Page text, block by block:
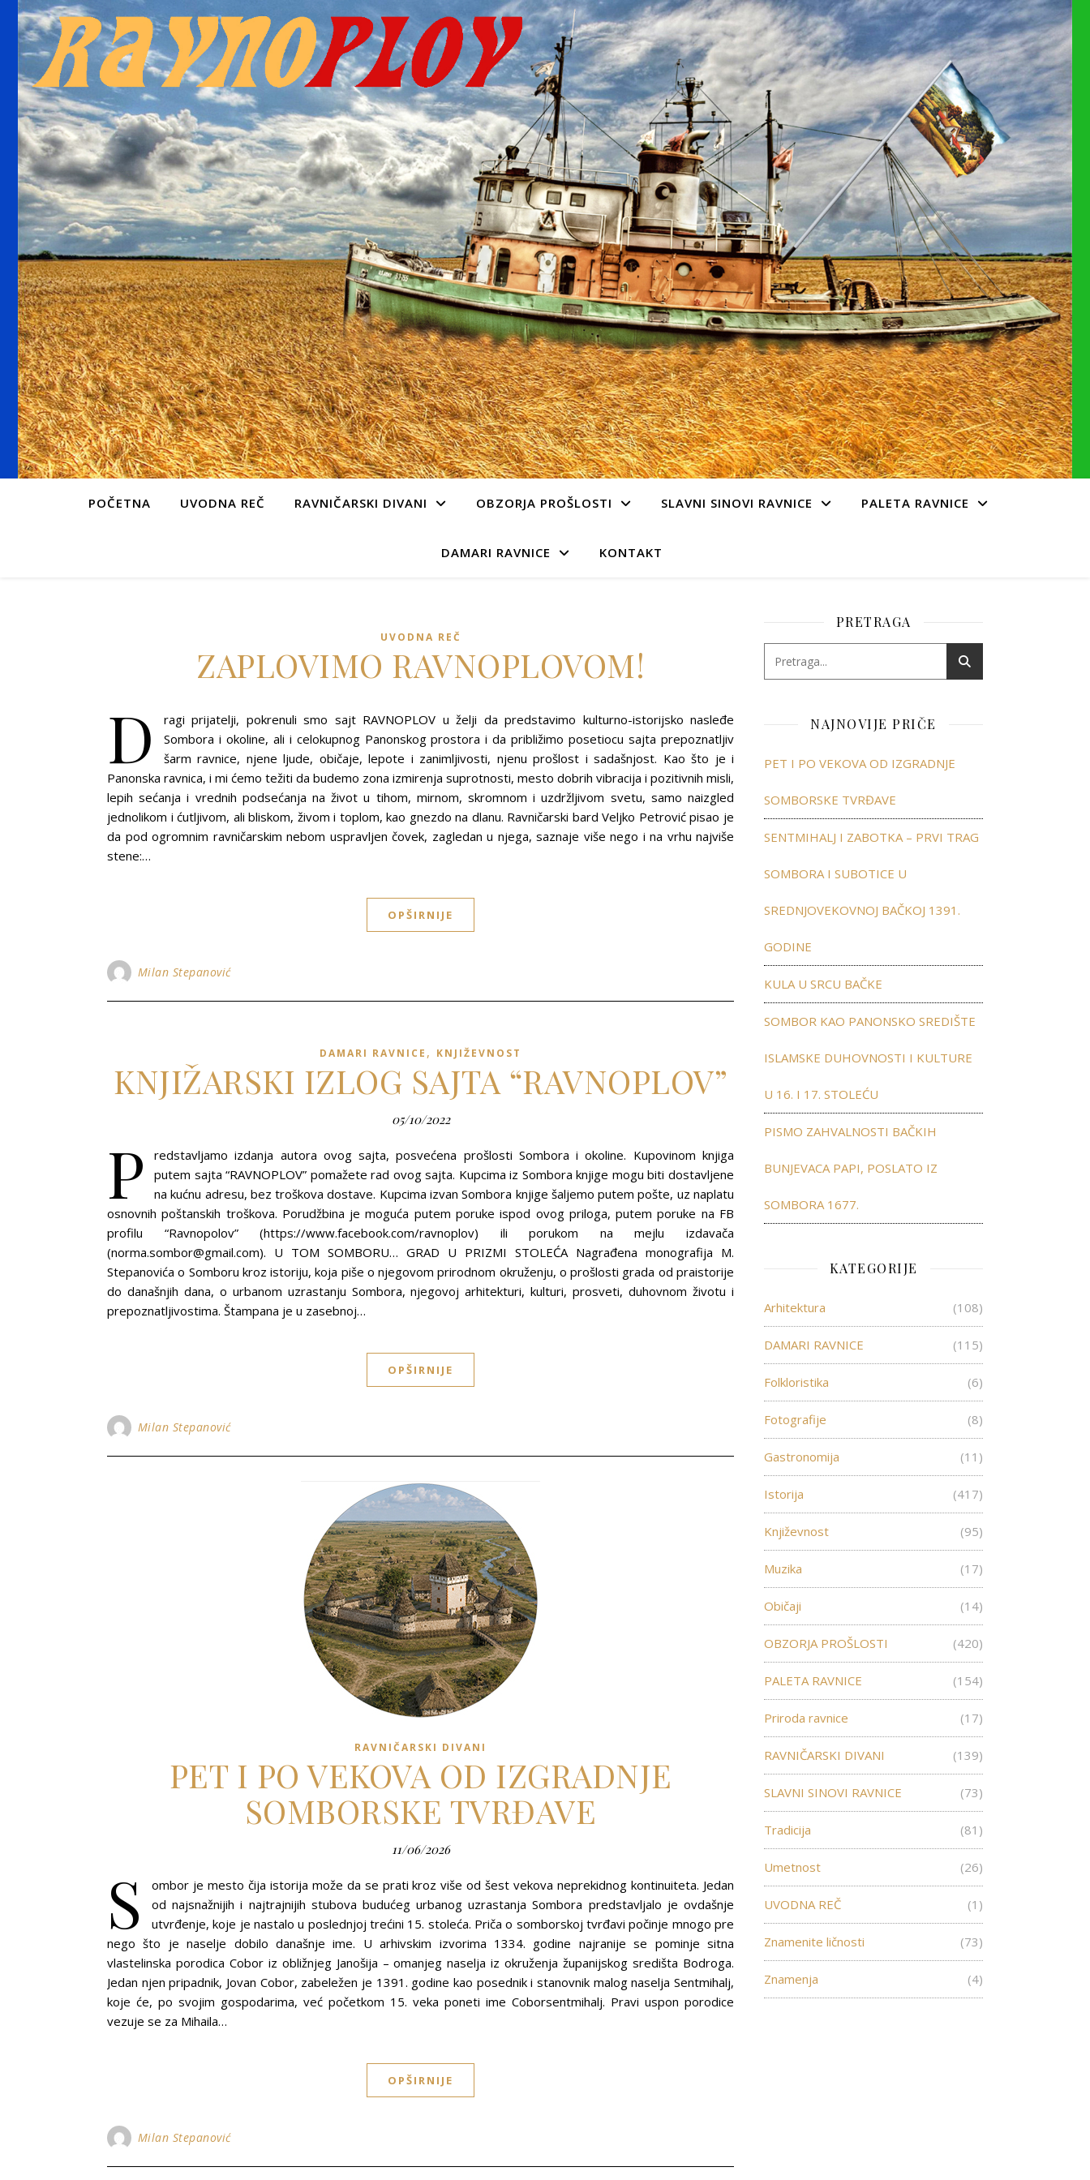
POČETNA UVODNA REČ RAVNIČARSKI DIVANI OBZORJA PROŠLOSTI SLAVNI SINOVI RAVNICE PALETA RAVNICE
DAMARI RAVNICE KONTAKT
UVODNA REČ
ZAPLOVIMO RAVNOPLOVOM!
D
ragi prijatelji, pokrenuli smo sajt RAVNOPLOV u želji da predstavimo kulturno-istorijsko nasleđe
Sombora i okoline, ali i celokupnog Panonskog prostora i da približimo posetiocu sajta prepoznatljiv
šarm ravnice, njene ljude, običaje, lepote i zanimljivosti, njenu prošlost i sadašnjost. Kao što je i
Panonska ravnica, i mi ćemo težiti da budemo zona izmirenja suprotnosti, mesto dobrih vibracija i pozitivnih misli,
lepih sećanja i vrednih podsećanja na život u tihom, mirnom, skromnom i uzdržljivom svetu, samo naizgled
jednolikom i ćutljivom, ali bliskom, živom i toplom, kao gnezdo na dlanu. Ravničarski bard Veljko Petrović pisao je
da pod ogromnim ravničarskim nebom uspravljen čovek, zagledan u njega, saznaje više nego i na vrhu najviše
stene:…
OPŠIRNIJE
Milan Stepanović
DAMARI RAVNICE , KNJIŽEVNOST
KNJIŽARSKI IZLOG SAJTA “RAVNOPLOV”
05/10/2022
P
redstavljamo izdanja autora ovog sajta, posvećena prošlosti Sombora i okoline. Kupovinom knjiga
putem sajta “RAVNOPLOV” pomažete rad ovog sajta. Kupcima iz Sombora knjige mogu biti dostavljene
na kućnu adresu, bez troškova dostave. Kupcima izvan Sombora knjige šaljemo putem pošte, uz naplatu
osnovnih poštanskih troškova. Porudžbina je moguća putem poruke ispod ovog priloga, putem poruke na FB
profilu “Ravnopolov” (https://www.facebook.com/ravnoplov) ili porukom na mejlu izdavača
(norma.sombor@gmail.com). U TOM SOMBORU… GRAD U PRIZMI STOLEĆA Nagrađena monografija M.
Stepanovića o Somboru kroz istoriju, koja piše o njegovom prirodnom okruženju, o prošlosti grada od praistorije
do današnjih dana, o urbanom uzrastanju Sombora, njegovoj arhitekturi, kulturi, prosveti, duhovnom životu i
prepoznatljivostima. Štampana je u zasebnoj…
OPŠIRNIJE
Milan Stepanović
RAVNIČARSKI DIVANI
PET I PO VEKOVA OD IZGRADNJE
SOMBORSKE TVRĐAVE
11/06/2026
S
ombor je mesto čija istorija može da se prati kroz više od šest vekova neprekidnog kontinuiteta. Jedan
od najsnažnijih i najtrajnijih stubova budućeg urbanog uzrastanja Sombora predstavljalo je ovdašnje
utvrđenje, koje je nastalo u poslednjoj trećini 15. stoleća. Priča o somborskoj tvrđavi počinje mnogo pre
nego što je naselje dobilo današnje ime. U arhivskim izvorima 1334. godine najranije se pominje sitna
vlastelinska porodica Cobor iz obližnjeg Janošija – omanjeg naselja iz okruženja županijskog središta Bodroga.
Jedan njen pripadnik, Jovan Cobor, zabeležen je 1391. godine kao posednik i stanovnik malog naselja Sentmihalj,
koje će, po svojim gospodarima, već početkom 15. veka poneti ime Coborsentmihalj. Pravi uspon porodice
vezuje se za Mihaila…
OPŠIRNIJE
Milan Stepanović
PRETRAGA
NAJNOVIJE PRIČE
PET I PO VEKOVA OD IZGRADNJE
SOMBORSKE TVRĐAVE
SENTMIHALJ I ZABOTKA – PRVI TRAG
SOMBORA I SUBOTICE U
SREDNJOVEKOVNOJ BAČKOJ 1391.
GODINE
KULA U SRCU BAČKE
SOMBOR KAO PANONSKO SREDIŠTE
ISLAMSKE DUHOVNOSTI I KULTURE
U 16. I 17. STOLEĆU
PISMO ZAHVALNOSTI BAČKIH
BUNJEVACA PAPI, POSLATO IZ
SOMBORA 1677.
KATEGORIJE
Arhitektura (108)
DAMARI RAVNICE (115)
Folkloristika (6)
Fotografije (8)
Gastronomija (11)
Istorija (417)
Književnost (95)
Muzika (17)
Običaji (14)
OBZORJA PROŠLOSTI (420)
PALETA RAVNICE (154)
Priroda ravnice (17)
RAVNIČARSKI DIVANI (139)
SLAVNI SINOVI RAVNICE (73)
Tradicija (81)
Umetnost (26)
UVODNA REČ (1)
Znamenite ličnosti (73)
Znamenja (4)